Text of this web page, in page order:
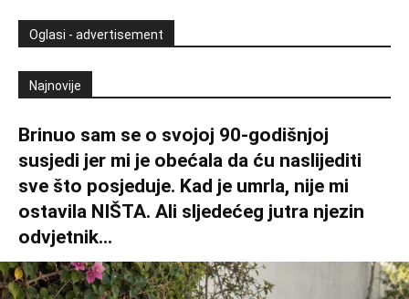
Oglasi - advertisement
Najnovije
Brinuo sam se o svojoj 90-godišnjoj
susjedi jer mi je obećala da ću naslijediti
sve što posjeduje. Kad je umrla, nije mi
ostavila NIŠTA. Ali sljedećeg jutra njezin
odvjetnik...